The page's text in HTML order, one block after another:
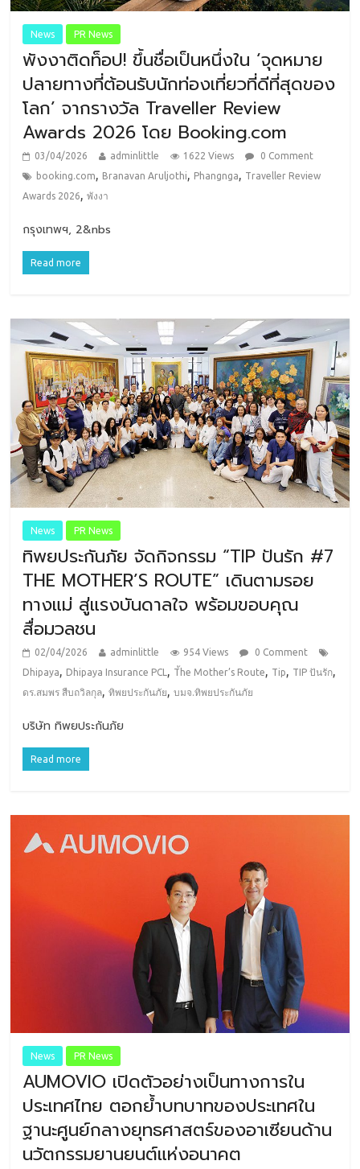
News PR News
พังงาติดท็อป! ขึ้นชื่อเป็นหนึ่งใน ‘จุดหมาย
ปลายทางที่ต้อนรับนักท่องเที่ยวที่ดีที่สุดของ
โลก’ จากรางวัล Traveller Review
Awards 2026 โดย Booking.com
03/04/2026 adminlittle 1622 Views
0 Comment
booking.com, Branavan Aruljothi, Phangnga, Traveller Review
Awards 2026,พังงา
กรุงเทพฯ, 2&nbs
Read more
News PR News
ทิพยประกันภัย จัดกิจกรรม “TIP ปันรัก #7
THE MOTHER’S ROUTE” เดินตามรอย
ทางแม่ สู่แรงบันดาลใจ พร้อมขอบคุณ
สื่อมวลชน
02/04/2026 adminlittle 954 Views
0 Comment
Dhipaya, Dhipaya Insurance PCL , T้he Mother’s Route, Tip, TIP ปันรัก,
ดร.สมพร สืบถวิลกุล,ทิพยประกันภัย,บมจ.ทิพยประกันภัย
บริษัท ทิพยประกันภัย
Read more
News PR News
AUMOVIO เปิดตัวอย่างเป็นทางการใน
ประเทศไทย ตอกย้ำบทบาทของประเทศใน
ฐานะศูนย์กลางยุทธศาสตร์ของอาเซียนด้าน
นวัตกรรมยานยนต์แห่งอนาคต